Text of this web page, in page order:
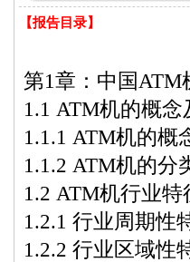
【报告目录】
第1章：中国ATM
1.1 ATM机的概念
1.1.1 ATM机的概
1.1.2 ATM机的分
1.2 ATM机行业特
1.2.1 行业周期性
1.2.2 行业区域性